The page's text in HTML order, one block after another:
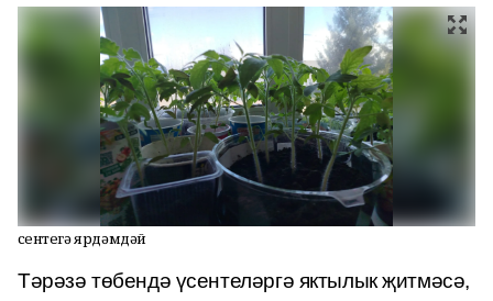
Үсентегә ярдәмдәй
Тәрәзә төбендә үсентеләргә яктылык җитмәсә,